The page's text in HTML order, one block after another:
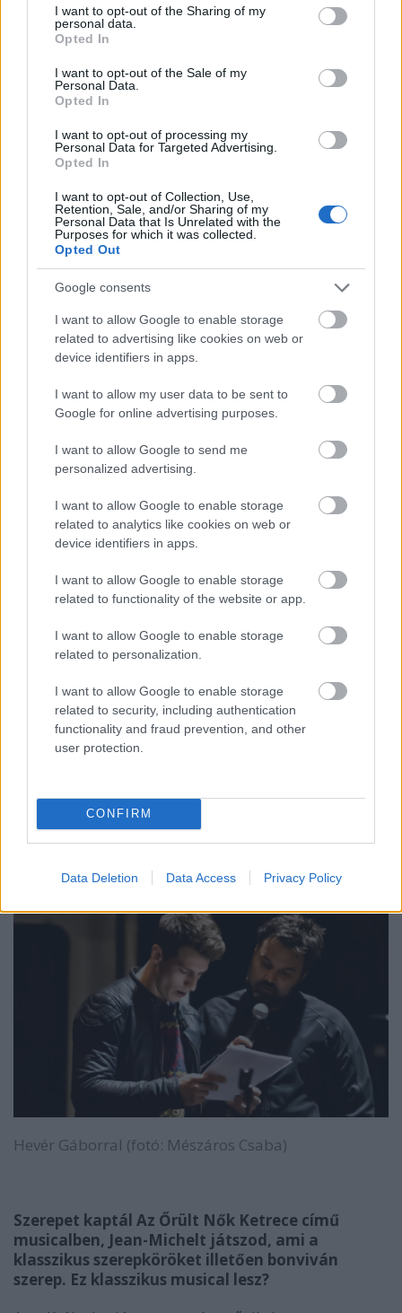
not limited to your visit or usage behaviour. You may click to
grant or deny consent to Google and its third-party tags to
use your data for below specified purposes in below Google
consent section.
I want to opt-out of the Sharing of my
personal data.
Opted In
I want to opt-out of the Sale of my
Personal Data.
Opted In
I want to opt-out of processing my
Personal Data for Targeted Advertising.
Opted In
I want to opt-out of Collection, Use,
Retention, Sale, and/or Sharing of my
Personal Data that Is Unrelated with the
Purposes for which it was collected.
Opted Out
Google consents
I want to allow Google to enable storage
related to advertising like cookies on web or
device identifiers in apps.
I want to allow my user data to be sent to
Google for online advertising purposes.
I want to allow Google to send me
personalized advertising.
I want to allow Google to enable storage
related to analytics like cookies on web or
device identifiers in apps.
I want to allow Google to enable storage
related to functionality of the website or app.
I want to allow Google to enable storage
related to personalization.
I want to allow Google to enable storage
related to security, including authentication
functionality and fraud prevention, and other
user protection.
CONFIRM
Data Deletion Data Access Privacy Policy
ad valamifajta plusz akarást, hogy ezzel
szembemenjek, másrészt egy gazdag, élő
környezetben folyamatosan történnek olyan dolgok,
amik hirtelen más értelmezést adnak az egész
szövegnek, például ha harangoznak a háttérben,
vagyis ha megszólal egy harang egy bizonyos
mondatnál, akkor az aláhúzza, vagy éppen
ellenpontozza az adott szituációt. A környezet
történéseire folyamatosan figyelnünk kellett. Van
egy jelenet, amikor a legvégén találkozik Solvejg és
Peer, ezt Ostorházi Bernadettel egy sírgödörben
fekve játszottuk. Egyszer leszállt mellénk négy
galamb, és körbeálltak minket. Csodálatos volt.
Múltkor a haldoklásos jelenetem alatt eleredt az eső.
Egy résznél összekentem magam sárral, és a
legvégén, amikor jött Solvejg, az ereszben összegyűlt
esővíz alá mentem, hogy megtisztítsam magam.
Ezek olyan apró változások, amik nekem is sokat
adnak, és a néző is észleli, hogy ezek ott megszülető
ötletek.
Hogy találkozik benned a színész és a rendező
én? Amikor színész vagy, akkor is próbálsz úgy
figyelni, mint egy rendező, és amikor rendező
vagy, színészként is gondolkodsz?
vagyok. Segít, mert megvan a vágyam, hogy lássam,
milyen folyamatoknak kell lezajlania egy színészben.
azok feloldására – ez mind abból ered, hogy állok a
másik oldalon is. Színészként elhagyatottabb
vagyok, kevésbé segít a rendező énem, sokszor
inkább csak arra ad lehetőséget, hogy „én ezt nem
így csinálnám, és az úgy mennyivel jobb lenne”, ami
gőg, és idővel levetkőzöm. Mindig a saját
feladatommal kell foglalkoznom, nem a máséval –
ötletet hoznia, dehogynem, de a saját szerepével kell
foglalkoznia. Egy próba akkor működik jól, ha
mindenki felelősen a saját dolgával törődik.
Hevér Gáborral (fotó: Mészáros Csaba)
Szerepet kaptál Az Őrült Nők Ketrece című
musicalben, Jean-Michelt játszod, ami a
klasszikus szerepköröket illetően bonviván
szerep. Ez klasszikus musical lesz?